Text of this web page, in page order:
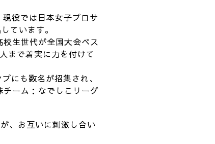
役では日本女子プロサ
ています。
生世代が全国大会ベス
まで着実に力を付けて
にも数名が招集され、
ーム：なでしこリーグ
、お互いに刺激し合い